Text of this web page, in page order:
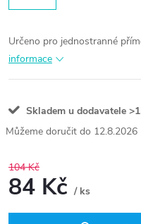
Určeno pro jednostranné
informace
Skladem u dodavatele
12.8.2026
104 Kč
84 Kč / ks